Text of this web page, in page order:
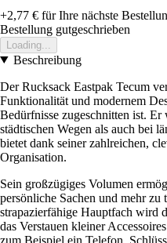
+2,77 € für Ihre nächste
Bestellung gutgeschrieben
Loading...
Beschreibung
Der Rucksack Eastpak Tecum
Funktionalität und modernem
Bedürfnisse zugeschnitten ist.
städtischen Wegen als auch bei
bietet dank seiner zahlreichen,
Organisation.
Sein großzügiges Volumen
persönliche Sachen und mehr zu
strapazierfähige Hauptfach wird
das Verstauen kleiner
zum Beispiel ein Telefon,